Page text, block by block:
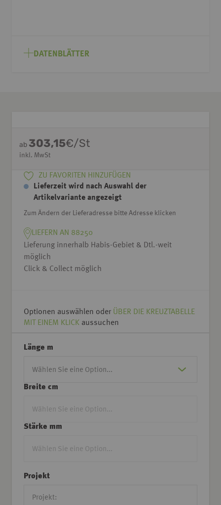
DATENBLÄTTER
ab 303,15€/St
inkl. MwSt
ZU FAVORITEN HINZUFÜGEN
Lieferzeit wird nach Auswahl der
Artikelvariante angezeigt
Zum Ändern der Lieferadresse bitte Adresse klicken
LIEFERN AN 88250
Lieferung innerhalb Habis-Gebiet & Dtl.-weit
möglich
Click & Collect möglich
Optionen auswählen oder ÜBER DIE KREUZTABELLE
MIT EINEM KLICK aussuchen
Länge m
Breite cm
Stärke mm
Projekt